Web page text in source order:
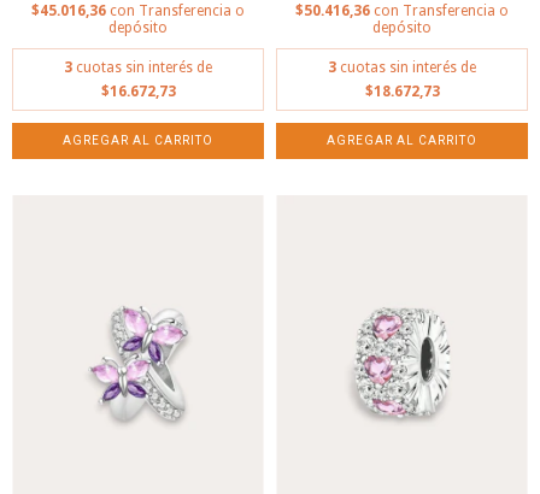
$45.016,36 con Transferencia o
depósito
3 cuotas sin interés de
$16.672,73
$50.416,36 con Transferencia o
depósito
3 cuotas sin interés de
$18.672,73